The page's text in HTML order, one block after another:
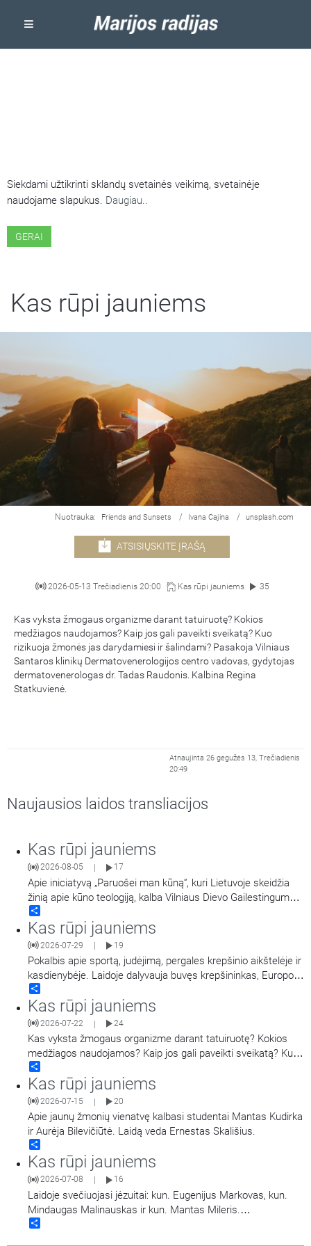
Siekdami užtikrinti sklandų svetainės veikimą, svetainėje
naudojame slapukus. Daugiau..
GERAI
Kas rūpi jauniems
Nuotrauka: Friends and Sunsets / Ivana Cajina / unsplash.com
ATSISIŲSKITE ĮRAŠĄ
2026-05-13 Trečiadienis 20:00 Kas rūpi jauniems 35
Kas vyksta žmogaus organizme darant tatuiruotę? Kokios
medžiagos naudojamos? Kaip jos gali paveikti sveikatą? Kuo
rizikuoja žmonės jas darydamiesi ir šalindami? Pasakoja Vilniaus
Santaros klinikų Dermatovenerologijos centro vadovas, gydytojas
dermatovenerologas dr. Tadas Raudonis. Kalbina Regina
Statkuvienė.
Atnaujinta 26 gegužės 13, Trečiadienis
20:49
Naujausios laidos transliacijos
Kas rūpi jauniems
2026-08-05 17
Apie iniciatyvą „Paruošei man kūną“, kuri Lietuvoje skeidžia
žinią apie kūno teologiją, kalba Vilniaus Dievo Gailestingumo
šventovės jaunimas.
Kas rūpi jauniems
2026-07-29 19
Pokalbis apie sportą, judėjimą, pergales krepšinio aikštelėje ir
kasdienybėje. Laidoje dalyvauja buvęs krepšininkas, Europos
taurės laimėtojas, tris kartus LKL čempionas, tris kartus LKL
oro karalius, dabar – krepšinio treneris Darius Sirtautas.
Laidą veda Jonas Tamulis. Antroje laidos dalyje tais pačiais
klausimais kalbinamas jaunimas …
Kas rūpi jauniems
2026-07-22 | 24
Kas vyksta žmogaus organizme darant tatuiruotę? Kokios
medžiagos naudojamos? Kaip jos gali paveikti sveikatą? Kuo
rizikuoja žmonės jas darydamiesi ir šalindami? Pasakoja
Vilniaus Santaros klinikų Dermatovenerologijos centro
vadovas, gydytojas dermatovenerologas dr. Tadas Raudonis.
Kalbina Regina Statkuvienė.
Kas rūpi jauniems
2026-07-15 | 20
Apie jaunų žmonių vienatvę kalbasi studentai Mantas Kudirka
ir Aurėja Bilevičiūtė. Laidą veda Ernestas Skališius.
Kas rūpi jauniems
2026-07-08 16
Laidoje svečiuojasi jėzuitai: kun. Eugenijus Markovas, kun.
Mindaugas Malinauskas ir kun. Mantas Mileris.
Pristato „Magis“ projektą ir kalbasi apie jaunystę ir viltį.